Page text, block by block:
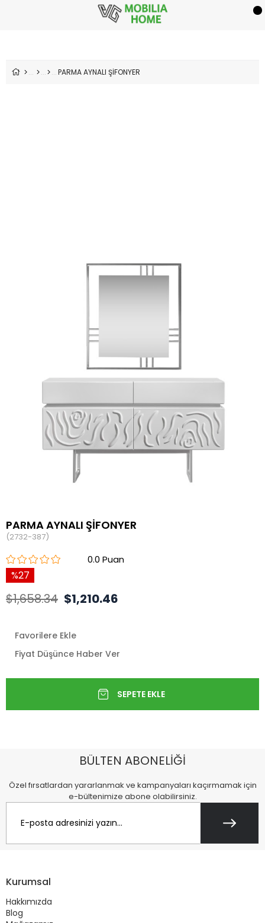
PARMA AYNALI ŞİFONYER
PARMA AYNALI ŞİFONYER
(2732-387)
0.0
27
$1,658.34 $1,210.46
Favorilere Ekle
Fiyat Düşünce Haber Ver
BÜLTEN ABONELİĞİ
Özel fırsatlardan yararlanmak ve kampanyaları kaçırmamak için
e-bültenimize abone olabilirsiniz.
Kurumsal
Hakkımızda
Blog